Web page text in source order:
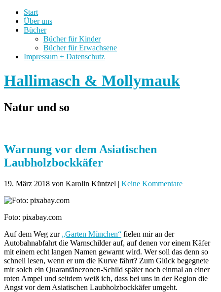
Start
Über uns
Bücher
Bücher für Kinder
Bücher für Erwachsene
Impressum + Datenschutz
Hallimasch & Mollymauk
Natur und so
Warnung vor dem Asiatischen
Laubholzbockkäfer
19. März 2018 von Karolin Küntzel | Keine Kommentare
Foto: pixabay.com
Auf dem Weg zur „Garten München“ fielen mir an der
Autobahnabfahrt die Warnschilder auf, auf denen vor einem Käfer
mit einem echt langen Namen gewarnt wird. Wer soll das denn so
schnell lesen, wenn er um die Kurve fährt? Zum Glück begegnete
mir solch ein Quarantänezonen-Schild später noch einmal an einer
roten Ampel und seitdem weiß ich, dass bei uns in der Region die
Angst vor dem Asiatischen Laubholzbockkäfer umgeht.